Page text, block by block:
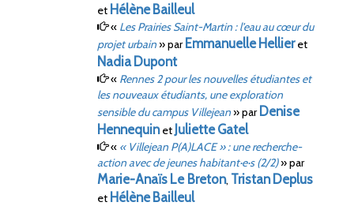
et Hélène Bailleul
« Les Prairies Saint-Martin: l’eau au cœur du
projet urbain»parEmmanuelle Hellieret
Nadia Dupont
« Rennes 2 pour les nouvelles étudiantes et
les nouveaux étudiants, une exploration
sensible du campus Villejean»parDenise
Hennequinet Juliette Gatel
« « Villejean P(A)LACE »: une recherche-
action avec de jeunes habitant·e·s (2/2)»par
Marie-Anaïs Le Breton, Tristan Deplus
et Hélène Bailleul